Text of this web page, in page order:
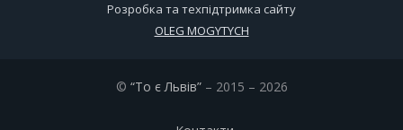
Розробка та техпідтримка сайту
OLEG MOGYTYCH
© “То є Львів”– 2015 – 2026